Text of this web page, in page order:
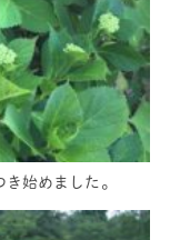
始めました。